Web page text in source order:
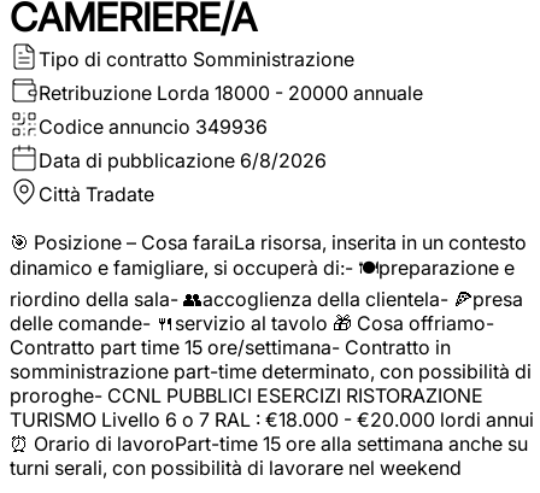
CAMERIERE/A
Tipo di contratto Somministrazione
Retribuzione Lorda 18000 - 20000 annuale
Codice annuncio 349936
Data di pubblicazione 6/8/2026
Città Tradate
🎯 Posizione – Cosa faraiLa risorsa, inserita in un contesto
dinamico e famigliare, si occuperà di:- 🍽️preparazione e
riordino della sala- 👥accoglienza della clientela- 🍕presa
delle comande- 🍴servizio al tavolo 🎁 Cosa offriamo-
Contratto part time 15 ore/settimana- Contratto in
somministrazione part-time determinato, con possibilità di
proroghe- CCNL PUBBLICI ESERCIZI RISTORAZIONE
TURISMO Livello 6 o 7 RAL : €18.000 - €20.000 lordi annui
⏰ Orario di lavoroPart-time 15 ore alla settimana anche su
turni serali, con possibilità di lavorare nel weekend